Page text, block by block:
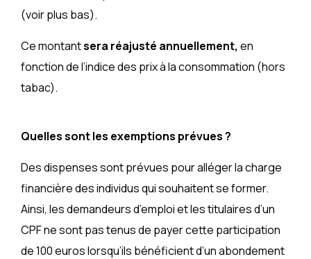
(voir plus bas).
Ce montantsera réajusté annuellement, en
fonction de l’indice des prix à la consommation (hors
tabac).
Quelles sont les exemptions prévues ?
Des dispenses sont prévues pour alléger la charge
financière des individus qui souhaitent se former.
Ainsi, les demandeurs d’emploi et les titulaires d’un
CPF ne sont pas tenus de payer cette participation
de 100 euros lorsqu’ils bénéficient d’un abondement